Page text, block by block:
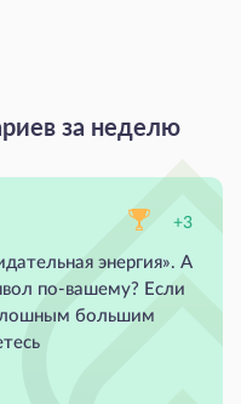
за неделю
+3
энергия». А
по-вашему? Если
большим